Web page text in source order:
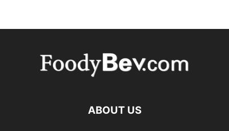
ABOUT US